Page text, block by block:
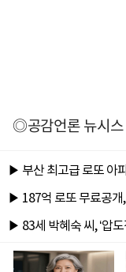
◎공감언론 뉴시스